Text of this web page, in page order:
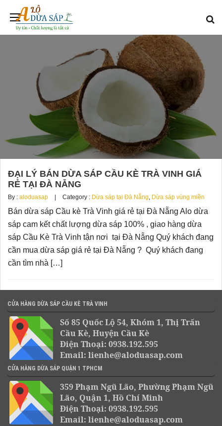
ĐẠI LÝ BÁN DỪA SÁP CẦU KÈ TRÀ VINH GIÁ
RẺ TẠI ĐÀ NẴNG
By : aloduasap Category : Dừa sáp tại Đà Nẵng, Dừa sáp vùng miền
Bán dừa sáp Cầu kè Trà Vinh giá rẻ tại Đà Nẵng Alo dừa
sáp cam kết chất lượng dừa sáp 100% , giao hàng dừa
sáp Cầu Kè Trà Vinh tận nơi tại Đà Nẵng Quý khách đang
cần mua dừa sáp giá rẻ tại Đà Nẵng ? Quý khách đang
cần tìm nhà […]
CỬA HÀNG DỪA SÁP CẦU KÈ TRÀ VINH
Số 85 Quốc Lộ 54, Khóm 1, Thị Trấn
Cầu Kè, Huyện Cầu Kè
Điện Thoại: 0938.192.595
Email: lienhe@aloduasap.com
CỬA HÀNG DỪA SÁP QUẬN 1 TPHCM
359 Phạm Ngũ Lão, Phường Phạm Ngũ
Lão, Quận 1, Hồ Chí Minh
Điện Thoại: 0938.192.595
Email: lienhe@aloduasap.com